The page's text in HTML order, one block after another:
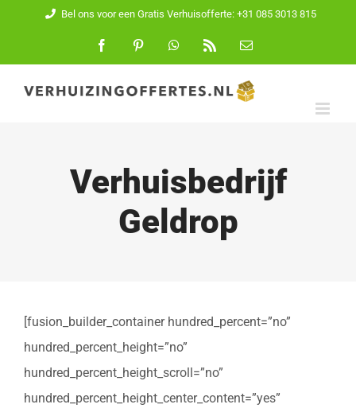
inhoud
Bel ons voor een Gratis Verhuisofferte: +31 085 3013 815
FacebookPinterest WhatsApp
E-
Verhuisbedrijf
Geldrop
[fusion_builder_container hundred_percent=”no”
hundred_percent_height=”no”
hundred_percent_height_scroll=”no”
hundred_percent_height_center_content=”yes”